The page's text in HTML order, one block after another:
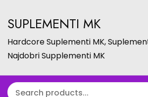
SUPLEMENTI MK
Hardcore Suplementi MK,
Najdobri Supplementi MK